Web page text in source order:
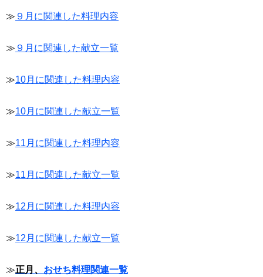
≫ ９月に関連した料理内容
≫ ９月に関連した献立一覧
≫10月に関連した料理内容
≫10月に関連した献立一覧
≫11月に関連した料理内容
≫11月に関連した献立一覧
≫12月に関連した料理内容
≫12月に関連した献立一覧
≫正月、 おせち料理関連一覧